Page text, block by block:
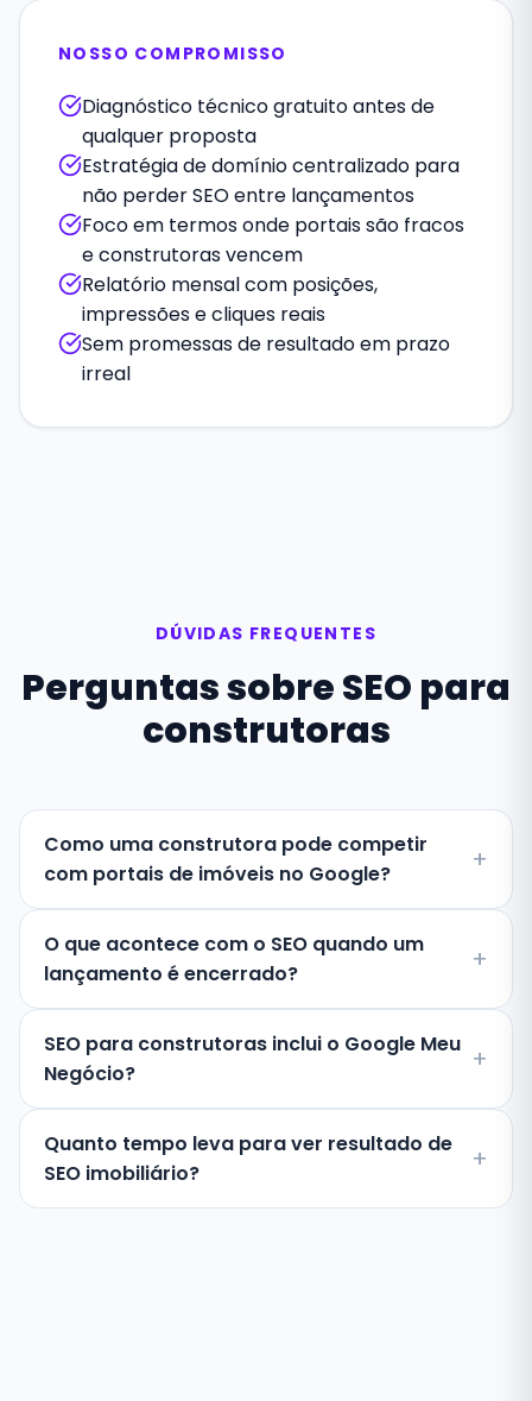
NOSSO COMPROMISSO
Diagnóstico técnico gratuito antes de
qualquer proposta
Estratégia de domínio centralizado para
não perder SEO entre lançamentos
Foco em termos onde portais são fracos
e construtoras vencem
Relatório mensal com posições,
impressões e cliques reais
Sem promessas de resultado em prazo
irreal
DÚVIDAS FREQUENTES
Perguntas sobre SEO para
construtoras
Como uma construtora pode competir
com portais de imóveis no Google?
O que acontece com o SEO quando um
lançamento é encerrado?
SEO para construtoras inclui o Google Meu
Negócio?
Quanto tempo leva para ver resultado de
SEO imobiliário?